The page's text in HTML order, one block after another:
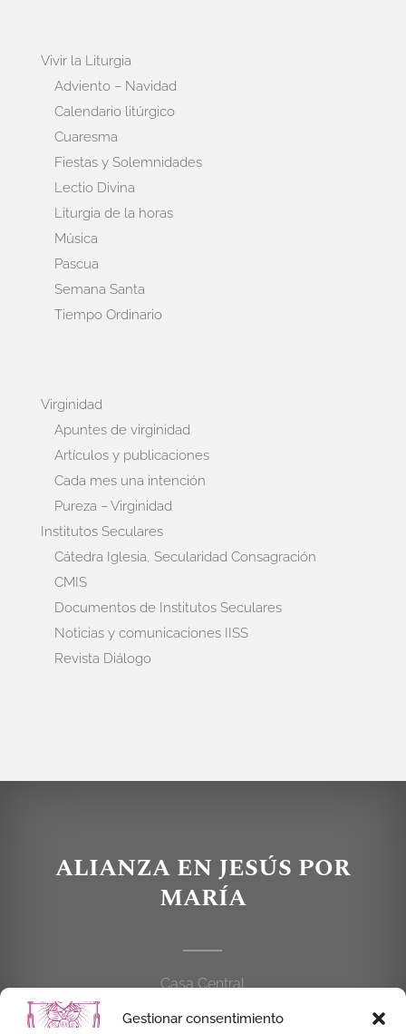
Gestionar consentimiento
Vivir la Liturgia
Adviento – Navidad
Calendario litúrgico
Cuaresma
Fiestas y Solemnidades
Lectio Divina
Liturgia de la horas
Música
Pascua
Semana Santa
Tiempo Ordinario
Virginidad
Apuntes de virginidad
Artículos y publicaciones
Cada mes una intención
Pureza – Virginidad
Institutos Seculares
Cátedra Iglesia, Secularidad Consagración
CMIS
Documentos de Institutos Seculares
Noticias y comunicaciones IISS
Revista Diálogo
ALIANZA EN JESÚS POR
MARÍA
Casa Central
C/Cardenal Cisneros, 55